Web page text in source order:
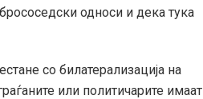
односи и дека тука
со билатерализација на
или политичарите имаат